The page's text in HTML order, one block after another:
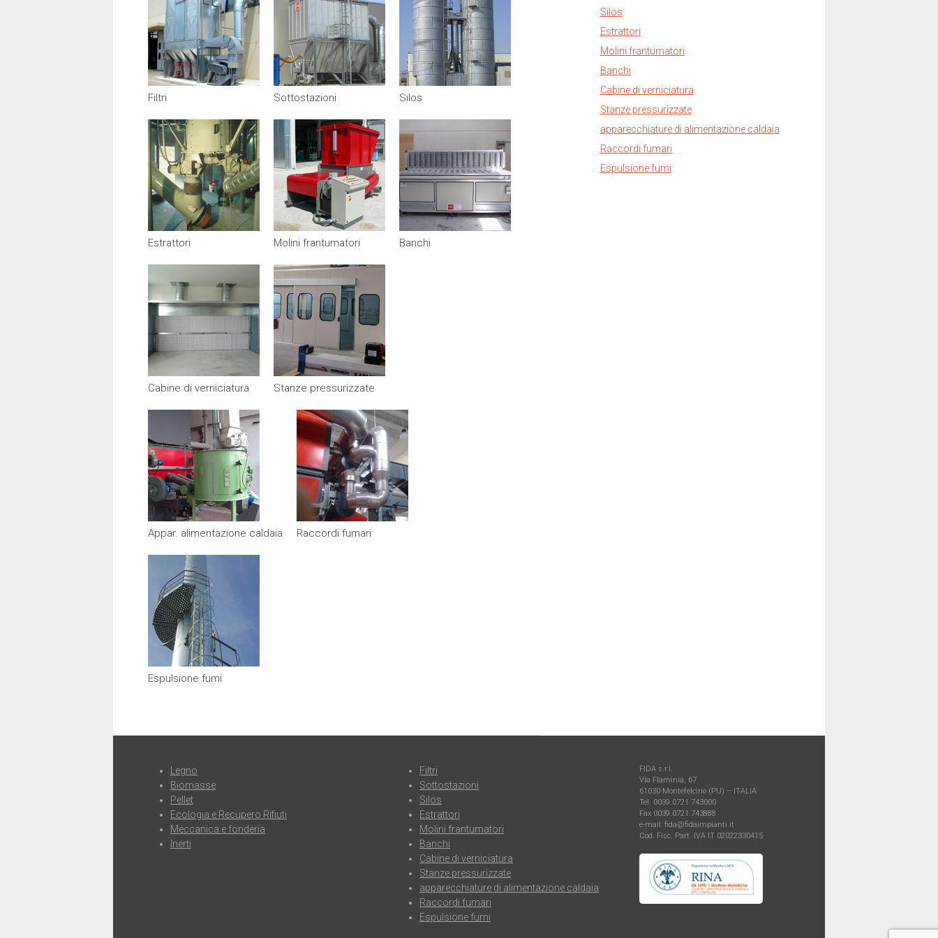
Filtri Sottostazioni Silos
Estrattori Molini frantumatori Banchi
Cabine di verniciatura Stanze pressurizzate
Appar. alimentazione caldaia Raccordi fumari
Espulsione fumi
Silos
Estrattori
Molini frantumatori
Banchi
Cabine di verniciatura
Stanze pressurizzate
apparecchiature di alimentazione caldaia
Raccordi fumari
Espulsione fumi
Legno
Biomasse
Pellet
Ecologia e Recupero Rifiuti
Meccanica e fonderia
Inerti
Filtri
Sottostazioni
Silos
Estrattori
Molini frantumatori
Banchi
Cabine di verniciatura
Stanze pressurizzate
apparecchiature di alimentazione caldaia
Raccordi fumari
Espulsione fumi
FIDA s.r.l.
Via Flaminia, 67
61030 Montefelcino (PU) – ITALIA
Tel. 0039.0721.743000
Fax 0039.0721.743888
e-mail: fida@fidaimpianti.it
Cod. Fisc. Part. IVA IT 02022330415